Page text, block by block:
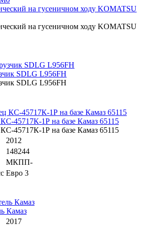
на гусеничном ходу KOMATSU
на гусеничном ходу KOMATSU
SDLG L956FH
SDLG L956FH
45717К-1Р на базе Камаз 65115
45717К-1Р на базе Камаз 65115
2012
148244
МКПП-
Евро 3
Камаз
2017